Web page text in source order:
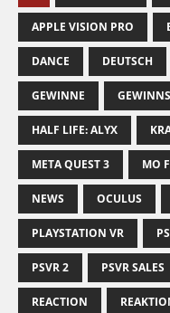
APPLE VISION PRO
DANCE DEUTSCH
GEWINNE
HALF LIFE: ALYX
META QUEST 3 MO
NEWS OCULUS
PLAYSTATION VR
PSVR 2 PSVR SALES
REACTION